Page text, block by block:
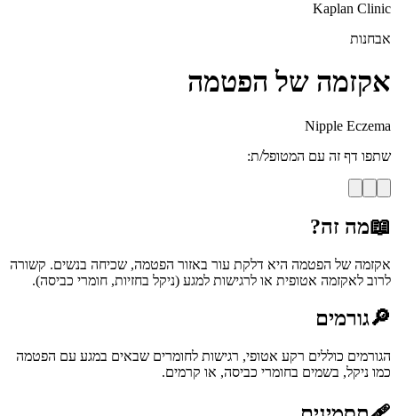
Kaplan Clinic
אבחנות
אקזמה של הפטמה
Nipple Eczema
שתפו דף זה עם המטופל/ת:
📖מה זה?
אקזמה של הפטמה היא דלקת עור באזור הפטמה, שכיחה בנשים. קשורה
לרוב לאקזמה אטופית או לרגישות למגע (ניקל בחזיות, חומרי כביסה).
🔎גורמים
הגורמים כוללים רקע אטופי, רגישות לחומרים שבאים במגע עם הפטמה
כמו ניקל, בשמים בחומרי כביסה, או קרמים.